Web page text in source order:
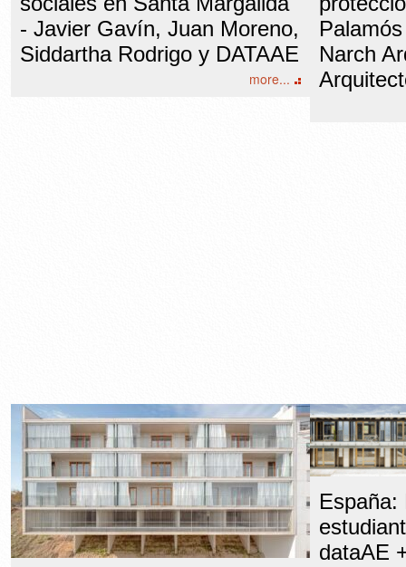
- Javier Gavín, Juan Moreno,
Siddartha Rodrigo y DATAAE
more...
Narch
España:
dataAE